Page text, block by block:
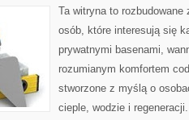
Ta witryna to
osób, które interesują się
prywatnymi basenami,
rozumianym komfortem
stworzone z myślą o
cieple, wodzie i